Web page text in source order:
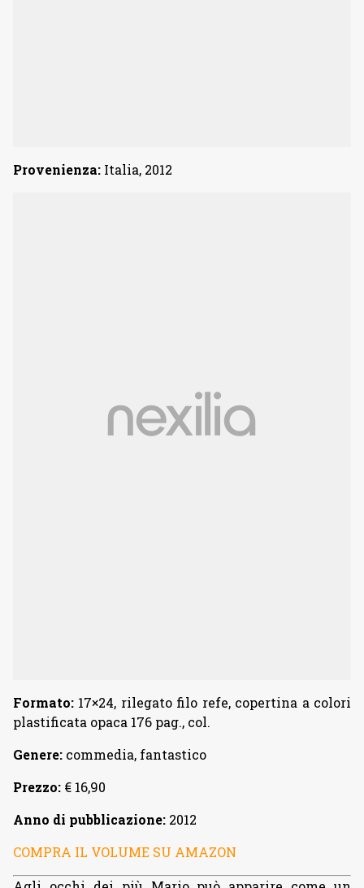
Provenienza: Italia, 2012
Formato: 17×24, rilegato filo refe, copertina a colori
plastificata opaca 176 pag., col.
Genere: commedia, fantastico
Prezzo: € 16,90
Anno di pubblicazione: 2012
COMPRA IL VOLUME SU AMAZON